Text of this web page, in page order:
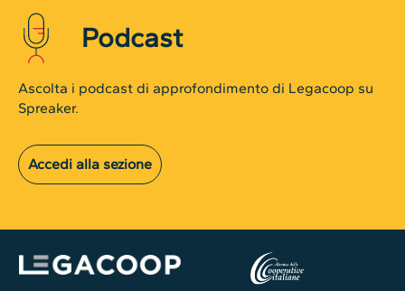
Podcast
Ascolta i podcast di approfondimento di Legacoop su
Spreaker.
Accedi alla sezione